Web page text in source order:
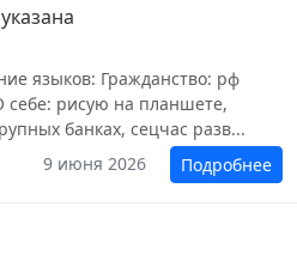
языков: Гражданство: рф
себе: рисую на планшете,
банках, сецчас разв...
9 июня 2026
Подробнее